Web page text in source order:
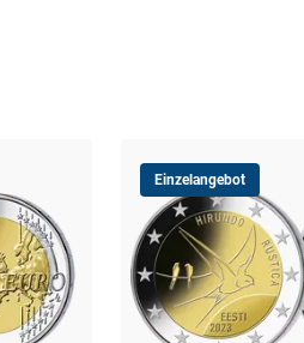
Einzelangebot